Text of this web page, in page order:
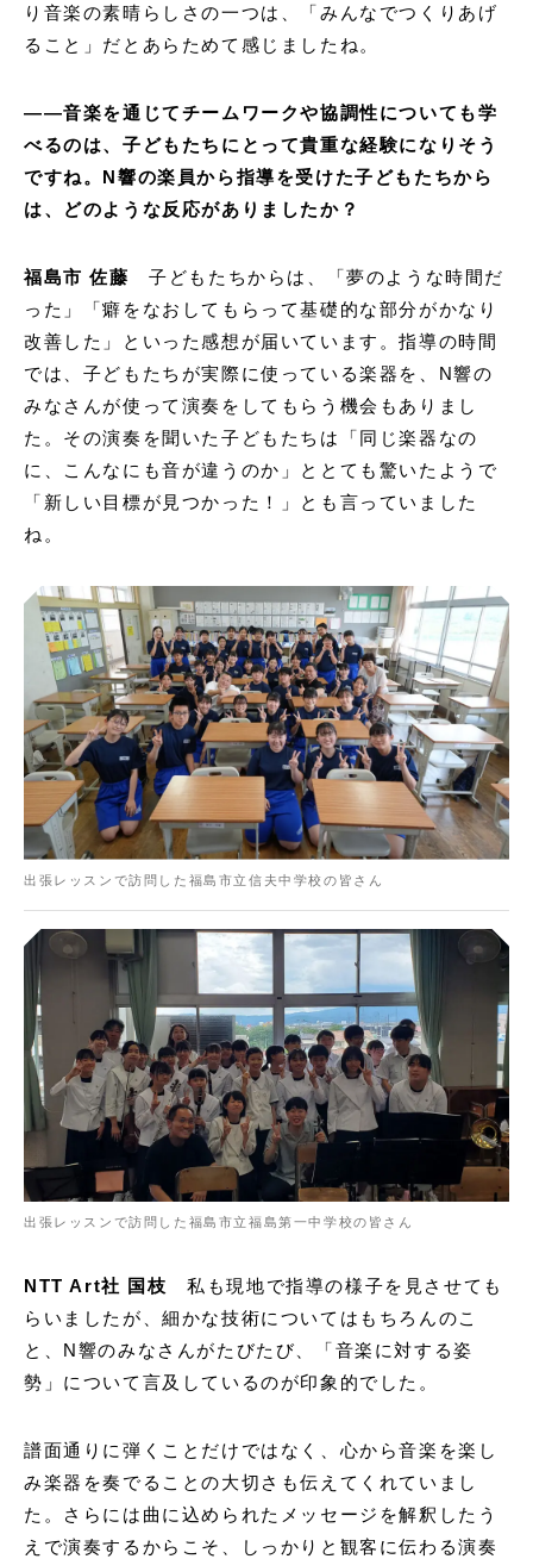
り音楽の素晴らしさの一つは、「みんなでつくりあげ
ること」だとあらためて感じましたね。
——音楽を通じてチームワークや協調性についても学
べるのは、子どもたちにとって貴重な経験になりそう
ですね。N響の楽員から指導を受けた子どもたちから
は、どのような反応がありましたか？
福島市 佐藤
子どもたちからは、「夢のような時間だ
った」「癖をなおしてもらって基礎的な部分がかなり
改善した」といった感想が届いています。指導の時間
では、子どもたちが実際に使っている楽器を、N響の
みなさんが使って演奏をしてもらう機会もありまし
た。その演奏を聞いた子どもたちは「同じ楽器なの
に、こんなにも音が違うのか」ととても驚いたようで
「新しい目標が見つかった！」とも言っていました
ね。
出張レッスンで訪問した福島市立信夫中学校の皆さん
出張レッスンで訪問した福島市立福島第一中学校の皆さん
NTT Art社 国枝
私も現地で指導の様子を見させても
らいましたが、細かな技術についてはもちろんのこ
と、N響のみなさんがたびたび、「音楽に対する姿
勢」について言及しているのが印象的でした。
譜面通りに弾くことだけではなく、心から音楽を楽し
み楽器を奏でることの大切さも伝えてくれていまし
た。さらには曲に込められたメッセージを解釈したう
えで演奏するからこそ、しっかりと観客に伝わる演奏